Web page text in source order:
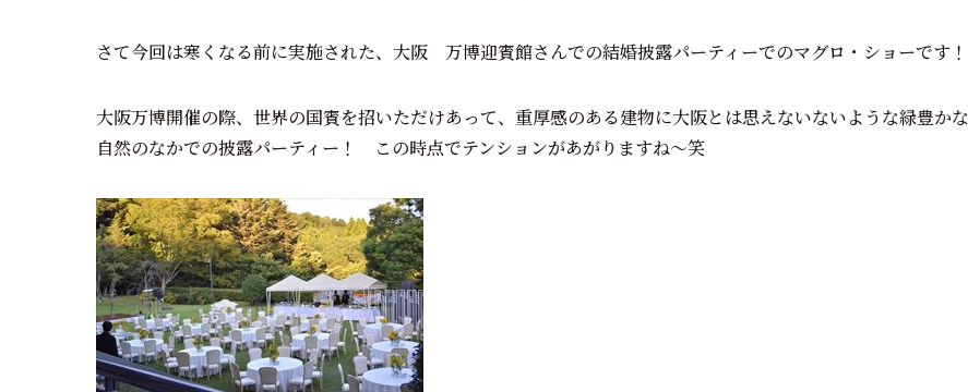
さて今回は寒くなる前に実施された、大阪 万博迎賓館さんでの結婚披露パーティーでのマグロ・ショーです！
大阪万博開催の際、世界の国賓を招いただけあって、重厚感のある建物に大阪とは思えないないような緑豊かな
自然のなかでの披露パーティー！ この時点でテンションがあがりますね～笑